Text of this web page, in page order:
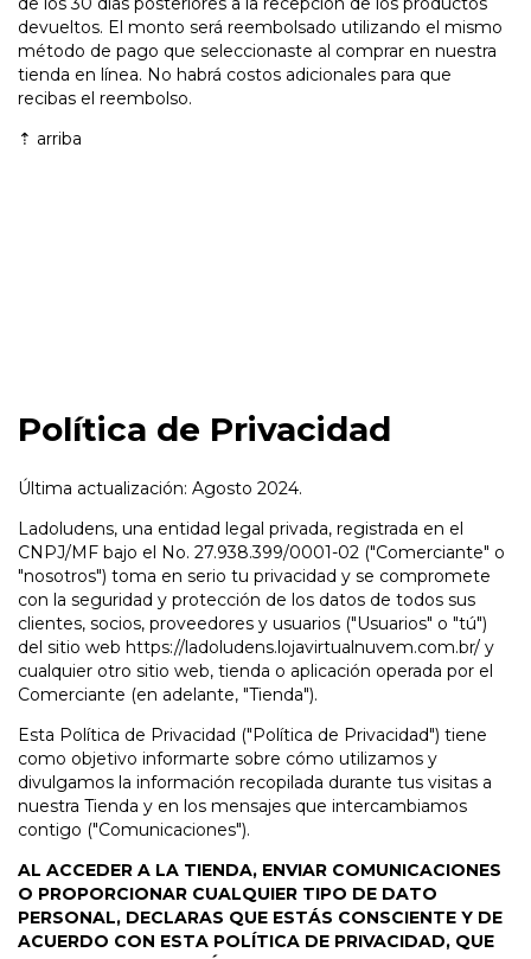
devueltos. El monto será reembolsado utilizando el mismo
método de pago que seleccionaste al comprar en nuestra
tienda en línea. No habrá costos adicionales para que
recibas el reembolso.
⇡ arriba
Política de Privacidad
Última actualización: Agosto 2024.
Ladoludens, una entidad legal privada, registrada en el
CNPJ/MF bajo el No. 27.938.399/0001-02 ("Comerciante" o
"nosotros") toma en serio tu privacidad y se compromete
con la seguridad y protección de los datos de todos sus
clientes, socios, proveedores y usuarios ("Usuarios" o "tú")
del sitio web https://ladoludens.lojavirtualnuvem.com.br/ y
cualquier otro sitio web, tienda o aplicación operada por el
Comerciante (en adelante, "Tienda").
Esta Política de Privacidad ("Política de Privacidad") tiene
como objetivo informarte sobre cómo utilizamos y
divulgamos la información recopilada durante tus visitas a
nuestra Tienda y en los mensajes que intercambiamos
contigo ("Comunicaciones").
AL ACCEDER A LA TIENDA, ENVIAR COMUNICACIONES
O PROPORCIONAR CUALQUIER TIPO DE DATO
PERSONAL, DECLARAS QUE ESTÁS CONSCIENTE Y DE
ACUERDO CON ESTA POLÍTICA DE PRIVACIDAD, QUE